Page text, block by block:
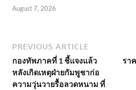
August 7, 2026
PREVIOUS ARTICLE
กองทัพภาคที่ 1 ชี้แจงแล้ว
หลังเกิดเหตุฝ่ายกัมพูชาก่อ
ความวุ่นวายรื้อลวดหนาม ที่
รา